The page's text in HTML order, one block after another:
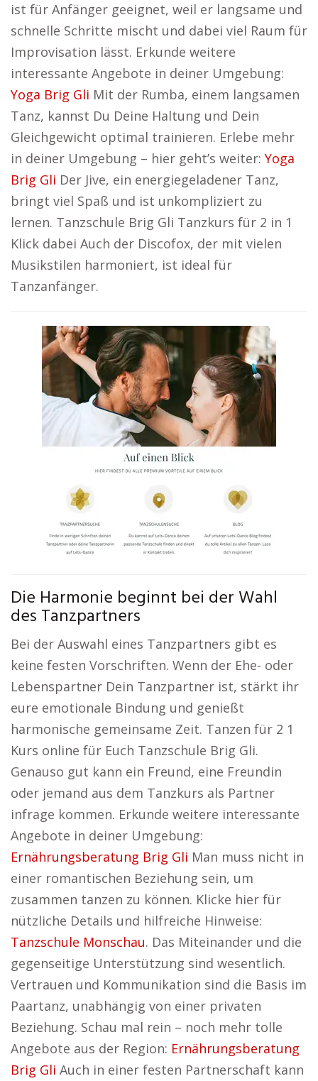
ist für Anfänger geeignet, weil er langsame und
schnelle Schritte mischt und dabei viel Raum für
Improvisation lässt. Erkunde weitere
interessante Angebote in deiner Umgebung:
Yoga Brig Gli Mit der Rumba, einem langsamen
Tanz, kannst Du Deine Haltung und Dein
Gleichgewicht optimal trainieren. Erlebe mehr
in deiner Umgebung – hier geht’s weiter: Yoga
Brig Gli Der Jive, ein energiegeladener Tanz,
bringt viel Spaß und ist unkompliziert zu
lernen. Tanzschule Brig Gli Tanzkurs für 2 in 1
Klick dabei Auch der Discofox, der mit vielen
Musikstilen harmoniert, ist ideal für
Tanzanfänger.
Die Harmonie beginnt bei der Wahl
des Tanzpartners
Bei der Auswahl eines Tanzpartners gibt es
keine festen Vorschriften. Wenn der Ehe- oder
Lebenspartner Dein Tanzpartner ist, stärkt ihr
eure emotionale Bindung und genießt
harmonische gemeinsame Zeit. Tanzen für 2 1
Kurs online für Euch Tanzschule Brig Gli.
Genauso gut kann ein Freund, eine Freundin
oder jemand aus dem Tanzkurs als Partner
infrage kommen. Erkunde weitere interessante
Angebote in deiner Umgebung:
Ernährungsberatung Brig Gli Man muss nicht in
einer romantischen Beziehung sein, um
zusammen tanzen zu können. Klicke hier für
nützliche Details und hilfreiche Hinweise:
Tanzschule Monschau. Das Miteinander und die
gegenseitige Unterstützung sind wesentlich.
Vertrauen und Kommunikation sind die Basis im
Paartanz, unabhängig von einer privaten
Beziehung. Schau mal rein – noch mehr tolle
Angebote aus der Region: Ernährungsberatung
Brig Gli Auch in einer festen Partnerschaft kann